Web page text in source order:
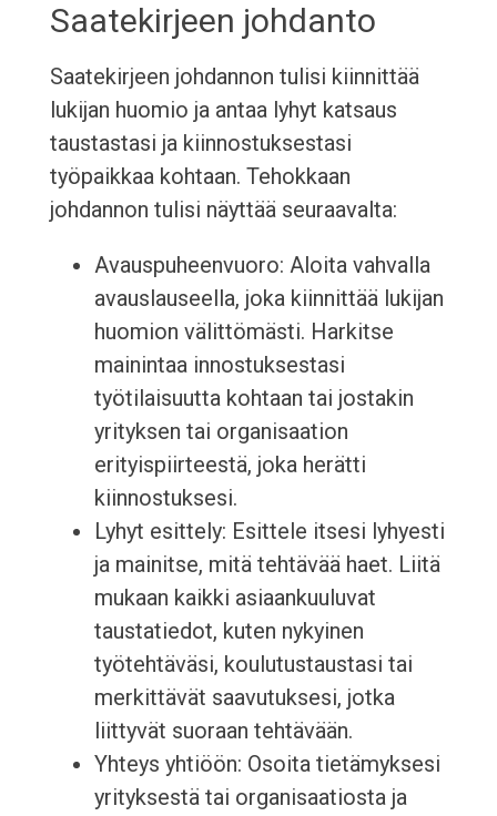
Saatekirjeen johdanto
Saatekirjeen johdannon tulisi kiinnittää
lukijan huomio ja antaa lyhyt katsaus
taustastasi ja kiinnostuksestasi
työpaikkaa kohtaan. Tehokkaan
johdannon tulisi näyttää seuraavalta:
Avauspuheenvuoro: Aloita vahvalla
avauslauseella, joka kiinnittää lukijan
huomion välittömästi. Harkitse
mainintaa innostuksestasi
työtilaisuutta kohtaan tai jostakin
yrityksen tai organisaation
erityispiirteestä, joka herätti
kiinnostuksesi.
Lyhyt esittely: Esittele itsesi lyhyesti
ja mainitse, mitä tehtävää haet. Liitä
mukaan kaikki asiaankuuluvat
taustatiedot, kuten nykyinen
työtehtäväsi, koulutustaustasi tai
merkittävät saavutuksesi, jotka
liittyvät suoraan tehtävään.
Yhteys yhtiöön: Osoita tietämyksesi
yrityksestä tai organisaatiosta ja